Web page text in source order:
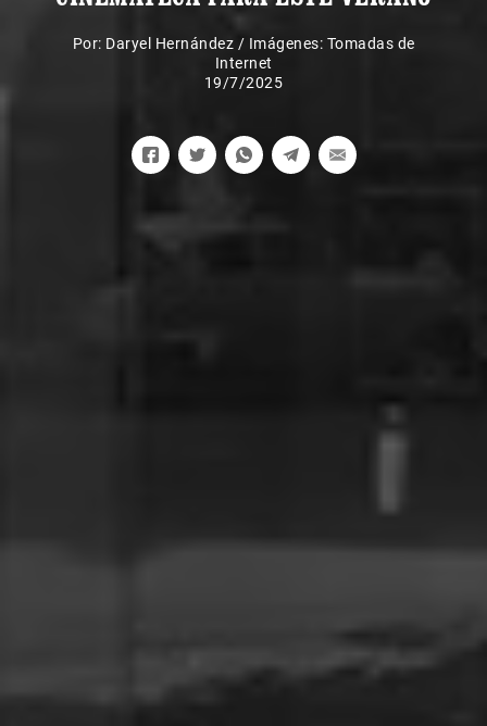
Por: Daryel Hernández / Imágenes: Tomadas de
Internet
19/7/2025